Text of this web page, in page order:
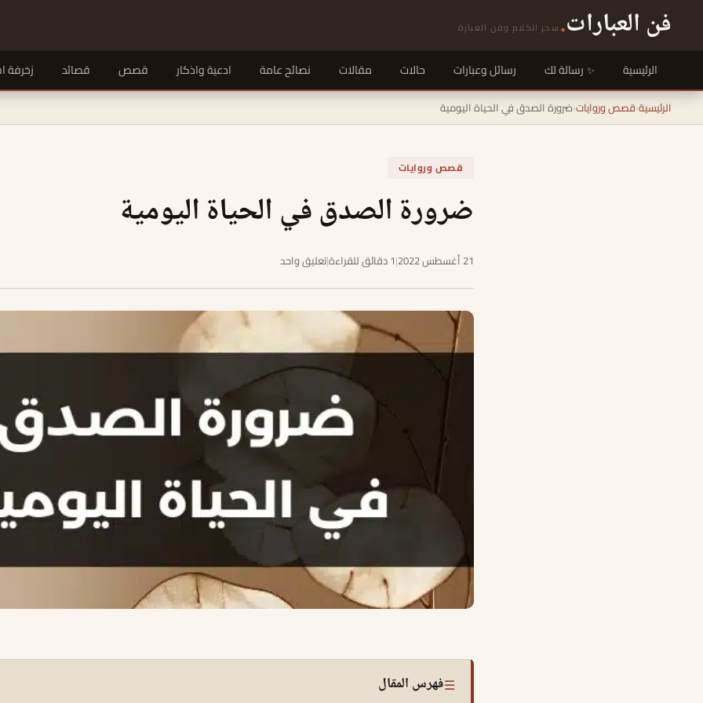
فن العبارات. سحر الكلام وفن العبارة
الرئيسية رسالة لك رسائل وعبارات حالات مقالات نصائح عامة ادعية واذكار قصص قصائد زخرفة
الرئيسية›قصص وروايات›ضرورة الصدق في الحياة اليومية
قصص وروايات
ضرورة الصدق في الحياة اليومية
21 أغسطس 2022 |1 دقائق للقراءة |تعليق واحد
☰فهرس المقال